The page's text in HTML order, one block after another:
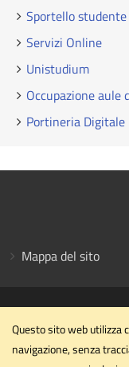
Sportello studente
Servizi Online
Unistudium
Occupazione aule
Portineria Digitale
Mappa del sito
Questo sito web utilizza
navigazione, senza